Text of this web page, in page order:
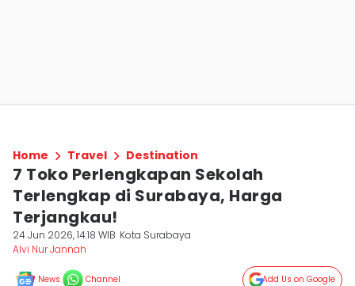
Home Travel Destination
7 Toko Perlengkapan Sekolah
Terlengkap di Surabaya, Harga
Terjangkau!
24 Jun 2026, 14:18 WIB Kota Surabaya
Alvi Nur Jannah
News Channel Add Us on Google